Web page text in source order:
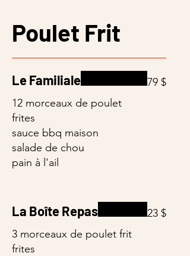
Poulet Frit
Le Familiale
12 morceaux de poulet
frites
sauce bbq maison
salade de chou
pain à l'ail
79 $
La Boîte Repas
3 morceaux de poulet frit
frites
23 $